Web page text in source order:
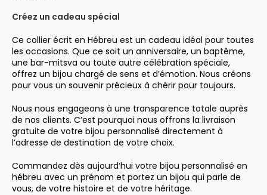
Créez un cadeau spécial
Ce collier écrit en Hébreu est un cadeau idéal pour toutes
les occasions. Que ce soit un anniversaire, un baptême,
une bar-mitsva ou toute autre célébration spéciale,
offrez un bijou chargé de sens et d’émotion. Nous créons
pour vous un souvenir précieux à chérir pour toujours.
Nous nous engageons à une transparence totale auprès
de nos clients. C’est pourquoi nous offrons la livraison
gratuite de votre bijou personnalisé directement à
l’adresse de destination de votre choix.
Commandez dès aujourd’hui votre bijou personnalisé en
hébreu avec un prénom et portez un bijou qui parle de
vous, de votre histoire et de votre héritage.